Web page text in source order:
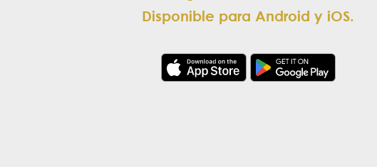
Disponible para Android y iOS.